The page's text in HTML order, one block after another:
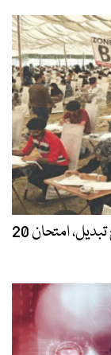
میڈیکل و ڈینٹل کالج داخلہ ٹیسٹ کی تاریخ تبدیل، امتحان 20